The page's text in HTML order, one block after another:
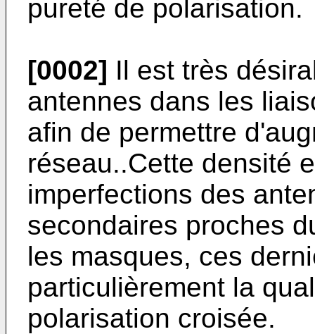
pureté de polarisation.
[0002] Il est très
antennes dans les
afin de permettre
réseau..Cette densité
imperfections des
secondaires proches
les masques, ces
particulièrement la
polarisation croisée.